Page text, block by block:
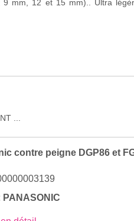
mm, 12 et 15 mm).. Ultra
...
contre peigne DGP86 et
PANASONIC